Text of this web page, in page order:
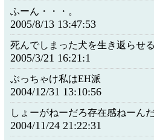
ふーん・・・。
2005/8/13 13:47:53
死んでしまった犬を生き返らせ
2005/3/21 16:21:1
ぶっちゃけ私はEH派
2004/12/31 13:10:56
しょーがねーだろ存在感ねーん
2004/11/24 21:22:31